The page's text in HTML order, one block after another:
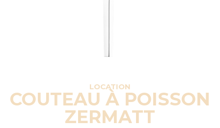
LOCATION
COUTEAU À POISSON
ZERMATT